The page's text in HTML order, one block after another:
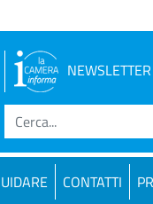
NEWSLETTER
CONTATTI